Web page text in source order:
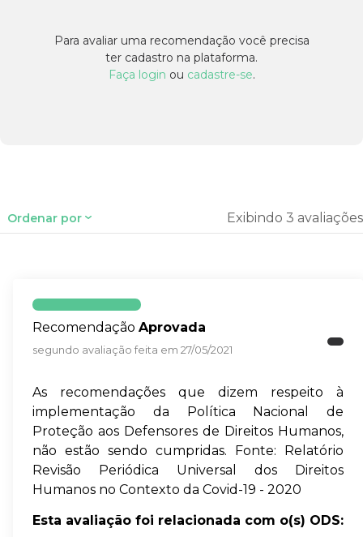
Para avaliar uma recomendação você precisa
ter cadastro na plataforma.
Faça login ou cadastre-se.
Ordenar por Exibindo 3 avaliações
Recomendação Aprovada
segundo avaliação feita em 27/05/2021
As recomendações que dizem respeito à
implementação da Política Nacional de
Proteção aos Defensores de Direitos Humanos,
não estão sendo cumpridas. Fonte: Relatório
Revisão Periódica Universal dos Direitos
Humanos no Contexto da Covid-19 - 2020
Esta avaliação foi relacionada com o(s) ODS: